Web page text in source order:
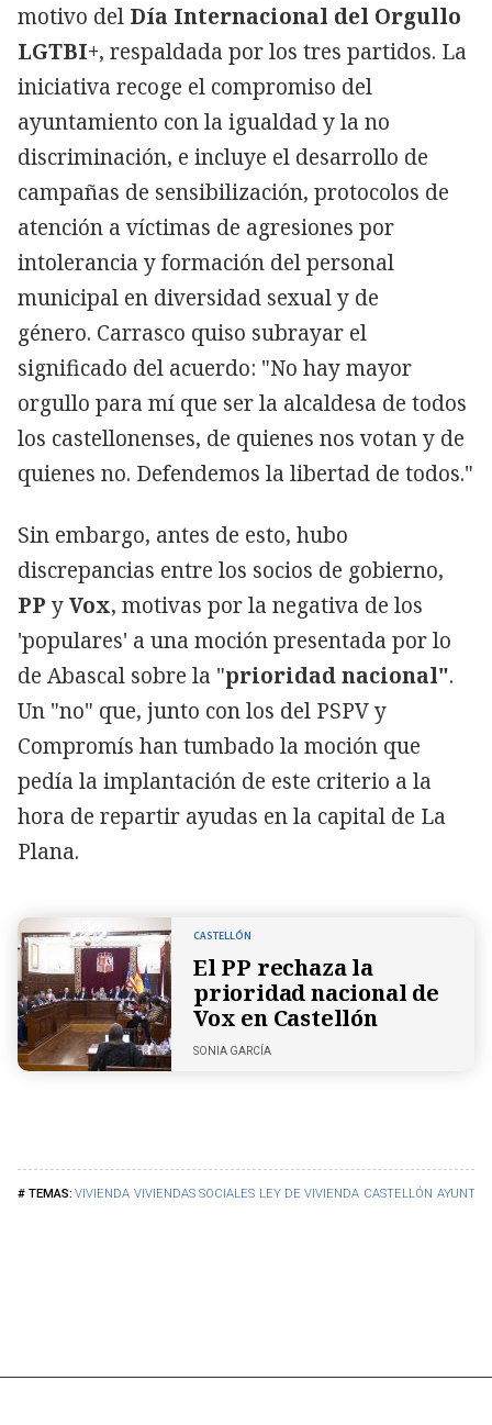
VIVIENDA VIVIENDAS SOCIALES LEY DE VIVIENDA CASTELLÓN
motivo del Día Internacional del Orgullo
LGTBI+, respaldada por los tres partidos. La
iniciativa recoge el compromiso del
ayuntamiento con la igualdad y la no
discriminación, e incluye el desarrollo de
campañas de sensibilización, protocolos de
atención a víctimas de agresiones por
intolerancia y formación del personal
municipal en diversidad sexual y de
género. Carrasco quiso subrayar el
significado del acuerdo: "No hay mayor
orgullo para mí que ser la alcaldesa de todos
los castellonenses, de quienes nos votan y de
quienes no. Defendemos la libertad de todos."
Sin embargo, antes de esto, hubo
discrepancias entre los socios de gobierno,
PP yVox, motivas por la negativa de los
'populares' a una moción presentada por lo
de Abascal sobre la "prioridad nacional".
Un "no" que, junto con los del PSPV y
Compromís han tumbado la moción que
pedía la implantación de este criterio a la
hora de repartir ayudas en la capital de La
Plana.
CASTELLÓN
El PP rechaza la
prioridad nacional de
Vox en Castellón
SONIA GARCÍA